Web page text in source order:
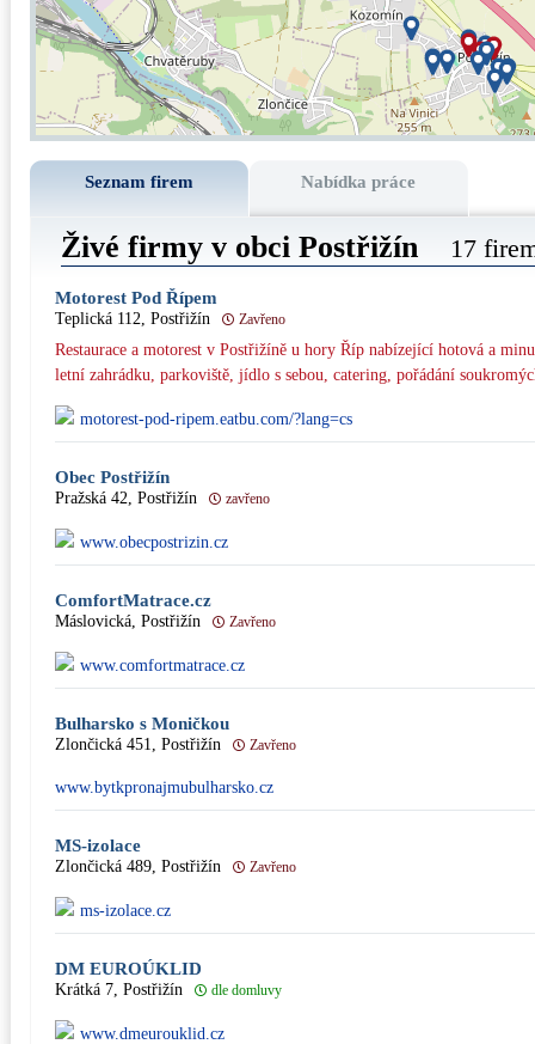
Seznam firem Nabídka práce
Živé firmy v obci Postřižín 17
Motorest Pod Řípem
Teplická 112, Postřižín Zavřeno
Restaurace a motorest v Postřižíně u hory Říp nabízející hotová a
letní zahrádku, parkoviště, jídlo s sebou, catering, pořádání
motorest-pod-ripem.eatbu.com/?lang=cs
Obec Postřižín
Pražská 42, Postřižín zavřeno
www.obecpostrizin.cz
ComfortMatrace.cz
Máslovická, Postřižín Zavřeno
www.comfortmatrace.cz
Bulharsko s Moničkou
Zlončická 451, Postřižín Zavřeno
www.bytkpronajmubulharsko.cz
MS-izolace
Zlončická 489, Postřižín Zavřeno
ms-izolace.cz
DM EUROÚKLID
Krátká 7, Postřižín dle domluvy
www.dmeurouklid.cz